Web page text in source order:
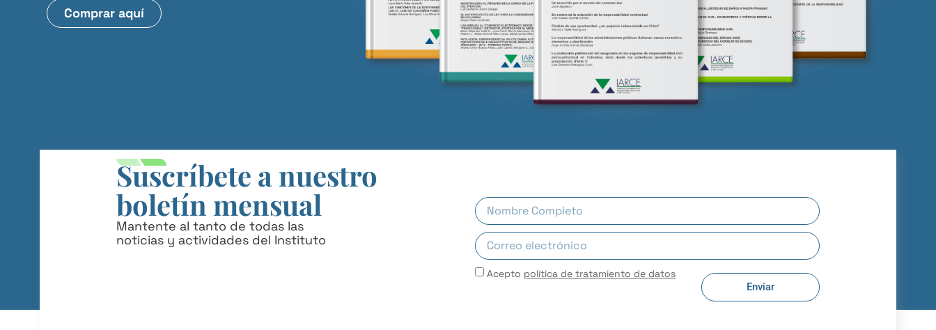
Comprar aquí
Suscríbete a nuestro
boletín mensual
Mantente al tanto de todas las
noticias y actividades del Instituto
Acepto política de tratamiento de datos
Enviar